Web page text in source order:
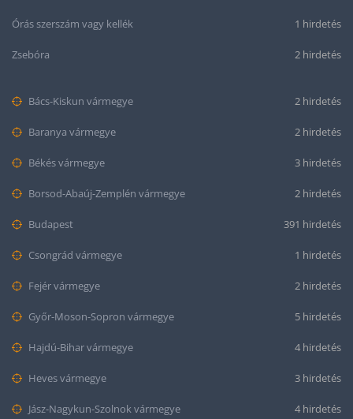
Órás szerszám vagy kellék 1 hirdetés
Zsebóra 2 hirdetés
Bács-Kiskun vármegye 2 hirdetés
Baranya vármegye 2 hirdetés
Békés vármegye 3 hirdetés
Borsod-Abaúj-Zemplén vármegye 2 hirdetés
Budapest 391 hirdetés
Csongrád vármegye 1 hirdetés
Fejér vármegye 2 hirdetés
Győr-Moson-Sopron vármegye 5 hirdetés
Hajdú-Bihar vármegye 4 hirdetés
Heves vármegye 3 hirdetés
Jász-Nagykun-Szolnok vármegye 4 hirdetés